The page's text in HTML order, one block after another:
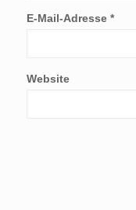
E-Mail-Adresse *
Website